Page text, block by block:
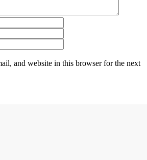
and website in this browser for the next